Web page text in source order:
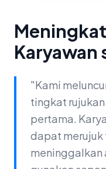
Karyawan
"Kami
tingkat
pertama.
dapat
meninggalkan